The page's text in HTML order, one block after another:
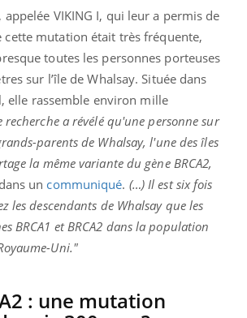
appelée VIKING I, qui leur a permis de
cette mutation était très fréquente,
toutes les personnes porteuses
sur l’île de Whalsay. Située dans
elle rassemble environ mille
recherche a révélé qu'une personne sur
parents de Whalsay, l'une des îles
la même variante du gène BRCA2,
un communiqué. (…) Il est six fois
les descendants de Whalsay que les
BRCA1 et BRCA2 dans la population
Uni."
: une mutation